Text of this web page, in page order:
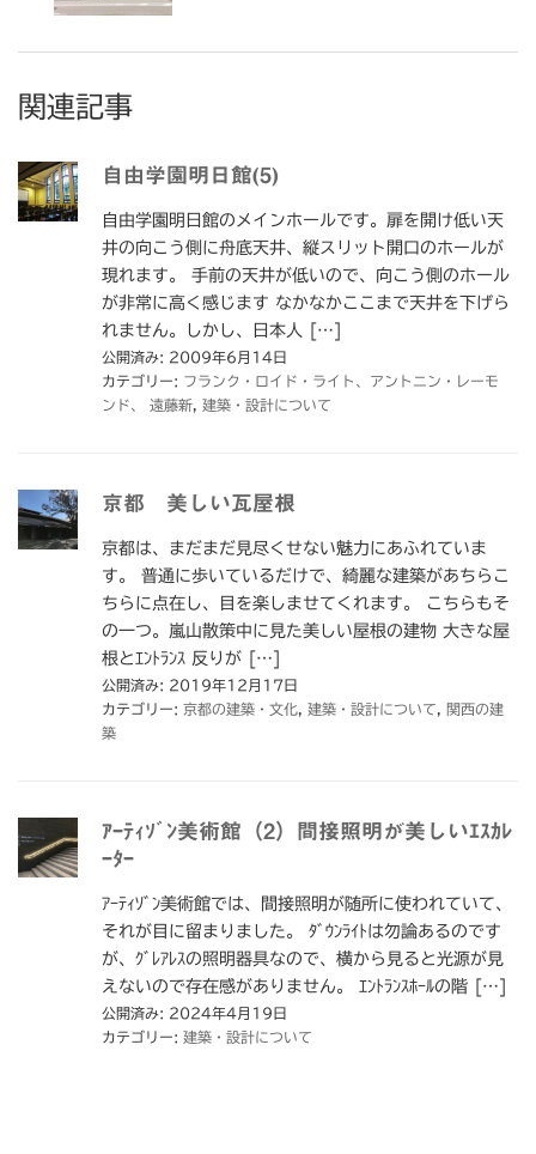
関連記事
自由学園明日館(5)
自由学園明日館のメインホールです。扉を開け低い天
井の向こう側に舟底天井、縦スリット開口のホールが
現れます。 手前の天井が低いので、向こう側のホール
が非常に高く感じます なかなかここまで天井を下げら
れません。しかし、日本人 […]
公開済み: 2009年6月14日
カテゴリー: フランク・ロイド・ライト、アントニン・レーモ
ンド、 遠藤新
建築・設計について
京都 美しい瓦屋根
京都は、まだまだ見尽くせない魅力にあふれていま
す。 普通に歩いているだけで、綺麗な建築があちらこ
ちらに点在し、目を楽しませてくれます。 こちらもそ
の一つ。嵐山散策中に見た美しい屋根の建物 大きな屋
根とｴﾝﾄﾗﾝｽ 反りが […]
公開済み: 2019年12月17日
カテゴリー: 京都の建築・文化 建築・設計について
関西の建
築
ｱｰﾃｨｿﾞﾝ美術館（2）間接照明が美しいｴｽｶﾚ
ｰﾀｰ
ｱｰﾃｨｿﾞﾝ美術館では、間接照明が随所に使われていて、
それが目に留まりました。 ﾀﾞｳﾝﾗｲﾄは勿論あるのです
が、ｸﾞﾚｱﾚｽの照明器具なので、横から見ると光源が見
えないので存在感がありません。 ｴﾝﾄﾗﾝｽﾎｰﾙの階 […]
公開済み: 2024年4月19日
カテゴリー: 建築・設計について